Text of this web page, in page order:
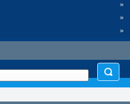
»
»
»